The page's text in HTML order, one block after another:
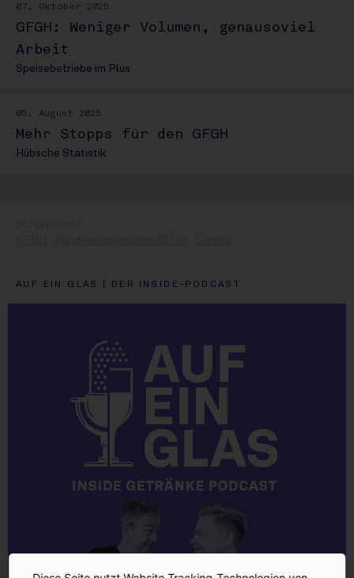
07. Oktober 2025
GFGH: Weniger Volumen, genausoviel
Arbeit
Speisebetriebe im Plus
05. August 2025
Mehr Stopps für den GFGH
Hübsche Statistik
AUF EIN GLAS | DER INSIDE-PODCAST